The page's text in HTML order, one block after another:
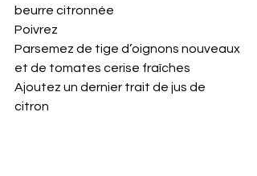
beurre citronnée
Poivrez
Parsemez de tige d’oignons nouveaux
et de tomates cerise fraîches
Ajoutez un dernier trait de jus de
citron